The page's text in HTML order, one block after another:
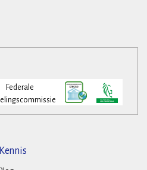
Kennis